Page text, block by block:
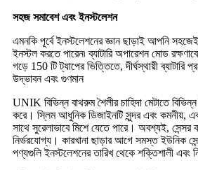
সহজ সমাবেশ এবং ইনস্টলেশন
এমনকি পূর্বে ইনস্টলেশনের জ্ঞান ছাড়াই আপনি
ইনস্টল করতে পারেন৷ ব্যাটারি অপারেশন মোড
গড়ে 150 টি ট্যাপের ভিত্তিতে, দীর্ঘস্থায়ী ব্যাটারি
উদ্ভাবন এবং গুণমান
UNIK বিভিন্ন বাথরুম শৈলীর চাহিদা মেটাতে
করে। স্লিম আধুনিক ডিজাইনটি সুন্দর এবং কমনীয়,
সাথে সুরেলাভাবে মিশে যেতে পারে। অবশ্যই, সেন্সর
নির্ভরযোগ্য। কারখানা ছাড়ার আগে সমস্ত ইউনিক
পণ্যগুলি ইনস্টলেশনের তারিখ থেকে শক্তিশালী এবং